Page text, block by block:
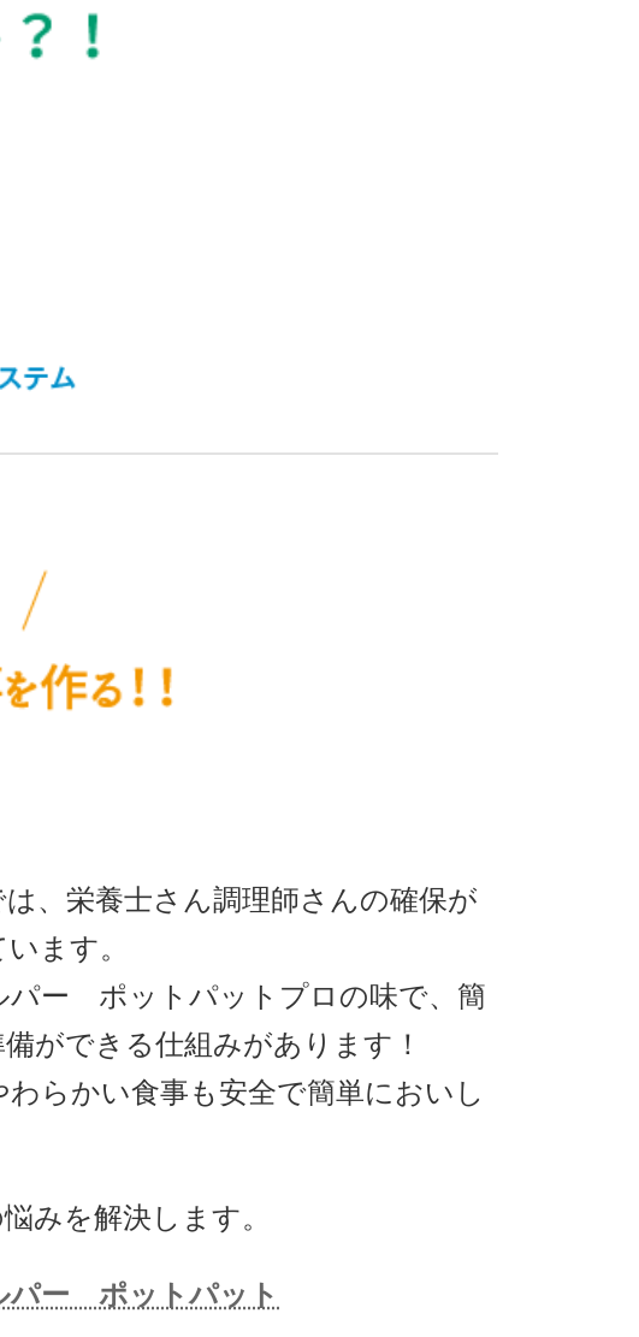
、栄養士さん調理師さんの確保が
ます。
パー ポットパットプロの味で、簡
ができる仕組みがあります！
らかい食事も安全で簡単においし
みを解決します。
パー ポットパット